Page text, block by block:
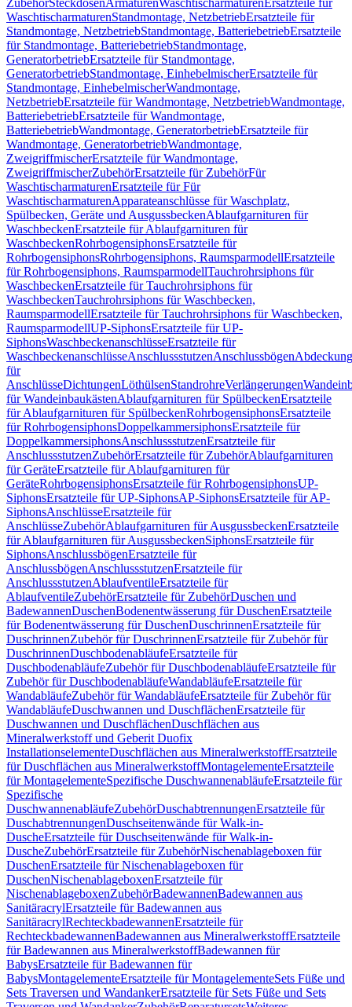
ZubehörSteckdosenArmaturenWaschtischarmaturen Ersatzteile für
WaschtischarmaturenStandmontage, NetzbetriebErsatzteile für
Standmontage, NetzbetriebStandmontage, BatteriebetriebErsatzteile
für Standmontage, BatteriebetriebStandmontage,
GeneratorbetriebErsatzteile für Standmontage,
GeneratorbetriebStandmontage, EinhebelmischerErsatzteile für
Standmontage, EinhebelmischerWandmontage,
NetzbetriebErsatzteile für Wandmontage, NetzbetriebWandmontage,
BatteriebetriebErsatzteile für Wandmontage,
BatteriebetriebWandmontage, GeneratorbetriebErsatzteile für
Wandmontage, GeneratorbetriebWandmontage,
ZweigriffmischerErsatzteile für Wandmontage,
ZweigriffmischerZubehörErsatzteile für ZubehörFür
WaschtischarmaturenErsatzteile für Für
WaschtischarmaturenApparateanschlüsse für Waschplatz,
Spülbecken, Geräte und AusgussbeckenAblaufgarnituren für
WaschbeckenErsatzteile für Ablaufgarnituren für
WaschbeckenRohrbogensiphonsErsatzteile für
RohrbogensiphonsRohrbogensiphons, RaumsparmodellErsatzteile
für Rohrbogensiphons, RaumsparmodellTauchrohrsiphons für
WaschbeckenErsatzteile für Tauchrohrsiphons für
WaschbeckenTauchrohrsiphons für Waschbecken,
RaumsparmodellErsatzteile für Tauchrohrsiphons für Waschbecken,
RaumsparmodellUP-SiphonsErsatzteile für UP-
SiphonsWaschbeckenanschlüsseErsatzteile für
WaschbeckenanschlüsseAnschlussstutzenAnschlussbögen
für
AnschlüsseDichtungenLöthülsenStandrohreVerlängerungen
für WandeinbaukästenAblaufgarnituren für SpülbeckenErsatzteile
für Ablaufgarnituren für SpülbeckenRohrbogensiphonsErsatzteile
für RohrbogensiphonsDoppelkammersiphonsErsatzteile für
DoppelkammersiphonsAnschlussstutzenErsatzteile für
AnschlussstutzenZubehörErsatzteile für ZubehörAblaufgarnituren
für GeräteErsatzteile für Ablaufgarnituren für
GeräteRohrbogensiphonsErsatzteile für RohrbogensiphonsUP-
SiphonsErsatzteile für UP-SiphonsAP-SiphonsErsatzteile für AP-
SiphonsAnschlüsseErsatzteile für
AnschlüsseZubehörAblaufgarnituren für AusgussbeckenErsatzteile
für Ablaufgarnituren für AusgussbeckenSiphonsErsatzteile für
SiphonsAnschlussbögenErsatzteile für
AnschlussbögenAnschlussstutzenErsatzteile für
AnschlussstutzenAblaufventileErsatzteile für
AblaufventileZubehörErsatzteile für ZubehörDuschen und
BadewannenDuschenBodenentwässerung für DuschenErsatzteile
für Bodenentwässerung für DuschenDuschrinnenErsatzteile für
DuschrinnenZubehör für DuschrinnenErsatzteile für Zubehör für
DuschrinnenDuschbodenabläufeErsatzteile für
DuschbodenabläufeZubehör für DuschbodenabläufeErsatzteile für
Zubehör für DuschbodenabläufeWandabläufeErsatzteile für
WandabläufeZubehör für WandabläufeErsatzteile für Zubehör für
WandabläufeDuschwannen und DuschflächenErsatzteile für
Duschwannen und DuschflächenDuschflächen aus
Mineralwerkstoff und Geberit Duofix
InstallationselementeDuschflächen aus MineralwerkstoffErsatzteile
für Duschflächen aus MineralwerkstoffMontagelementeErsatzteile
für MontagelementeSpezifische DuschwannenabläufeErsatzteile für
Spezifische
DuschwannenabläufeZubehörDuschabtrennungenErsatzteile für
DuschabtrennungenDuschseitenwände für Walk-in-
DuscheErsatzteile für Duschseitenwände für Walk-in-
DuscheZubehörErsatzteile für ZubehörNischenablageboxen für
DuschenErsatzteile für Nischenablageboxen für
DuschenNischenablageboxenErsatzteile für
NischenablageboxenZubehörBadewannenBadewannen aus
SanitäracrylErsatzteile für Badewannen aus
SanitäracrylRechteckbadewannenErsatzteile für
RechteckbadewannenBadewannen aus MineralwerkstoffErsatzteile
für Badewannen aus MineralwerkstoffBadewannen für
BabysErsatzteile für Badewannen für
BabysMontagelementeErsatzteile für MontagelementeSets Füße und
Sets Traversen und WandankerErsatzteile für Sets Füße und Sets